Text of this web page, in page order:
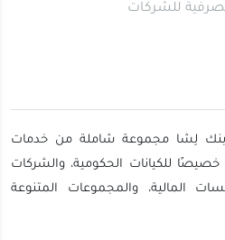
للشركات
لِشا مجموعة شاملة من خدمات
للكيانات الحكومية، والشركات
المالية، والمجموعات المتنوعة